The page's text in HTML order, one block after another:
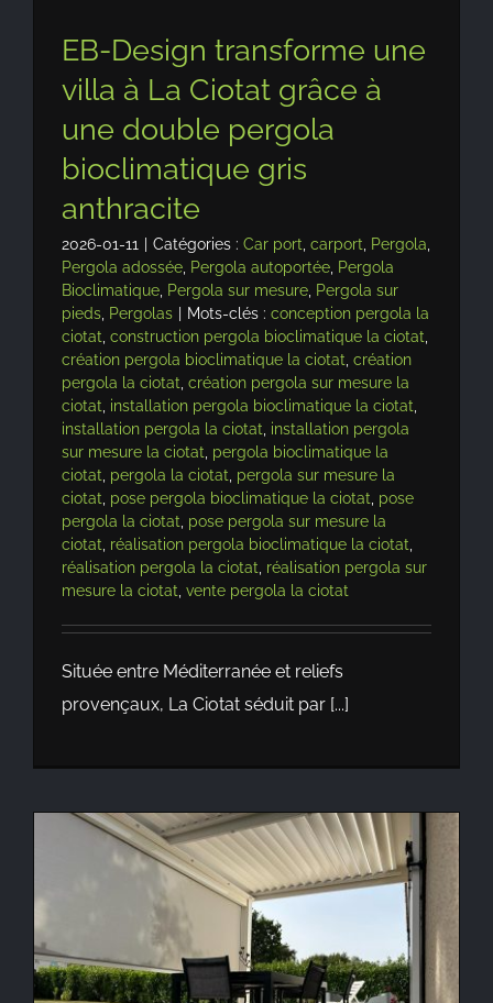
EB-Design transforme une
villa à La Ciotat grâce à
une double pergola
bioclimatique gris
anthracite
2026-01-11 Catégories : Car port carport Pergola
Pergola adossée Pergola autoportée Pergola
Bioclimatique Pergola sur mesure Pergola sur
pieds Pergolas Mots-clés : conception pergola la
ciotat construction pergola bioclimatique la ciotat
création pergola bioclimatique la ciotat création
pergola la ciotat création pergola sur mesure la
ciotat installation pergola bioclimatique la ciotat
installation pergola la ciotat installation pergola
sur mesure la ciotat pergola bioclimatique la
ciotat pergola la ciotat pergola sur mesure la
ciotat pose pergola bioclimatique la ciotat pose
pergola la ciotat pose pergola sur mesure la
ciotat réalisation pergola bioclimatique la ciotat
réalisation pergola la ciotat réalisation pergola sur
mesure la ciotat vente pergola la ciotat
Située entre Méditerranée et reliefs
provençaux, La Ciotat séduit par [...]